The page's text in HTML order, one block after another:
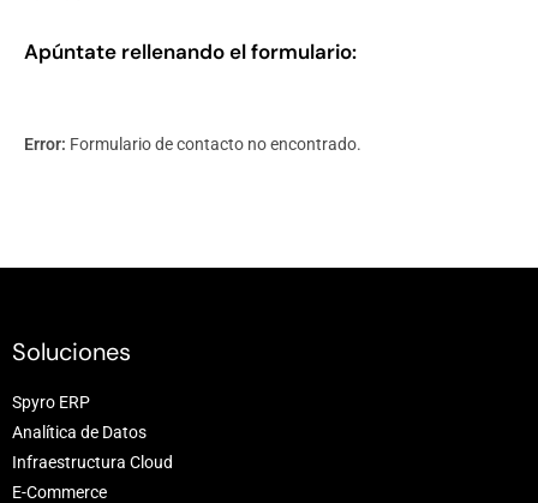
Apúntate rellenando el formulario:
Error: Formulario de contacto no encontrado.
Soluciones
Spyro ERP
Analítica de Datos
Infraestructura Cloud
E-Commerce